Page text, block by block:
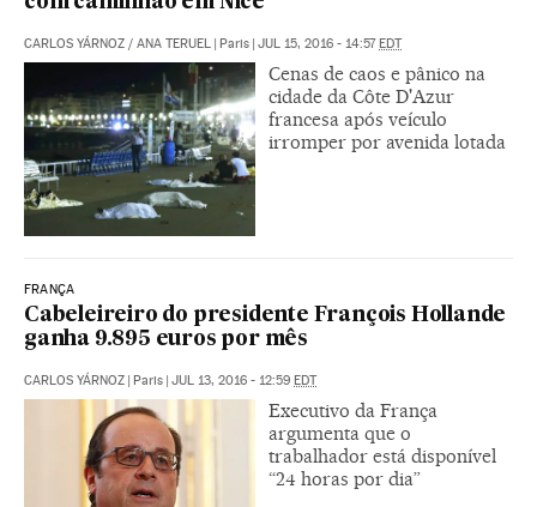
CARLOS YÁRNOZ / ANA TERUEL | Paris | JUL 15, 2016 - 14:57EDT
Cenas de caos e pânico na
cidade da Côte D'Azur
francesa após veículo
irromper por avenida lotada
FRANÇA
Cabeleireiro do presidente François Hollande
ganha 9.895 euros por mês
CARLOS YÁRNOZ | Paris | JUL 13, 2016 - 12:59 EDT
Executivo da França
argumenta que o
trabalhador está disponível
“24 horas por dia”